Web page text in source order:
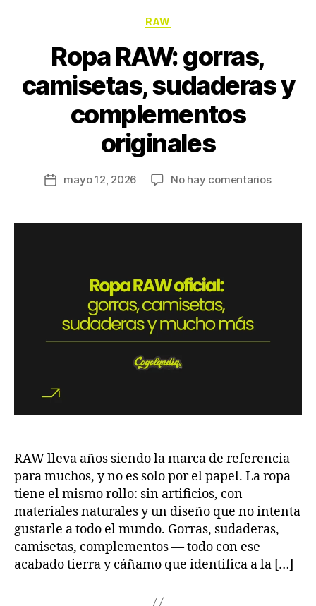
RAW
Ropa RAW: gorras,
camisetas, sudaderas y
complementos
originales
mayo 12, 2026 No hay comentarios
RAW lleva años siendo la marca de referencia
para muchos, y no es solo por el papel. La ropa
tiene el mismo rollo: sin artificios, con
materiales naturales y un diseño que no intenta
gustarle a todo el mundo. Gorras, sudaderas,
camisetas, complementos — todo con ese
acabado tierra y cáñamo que identifica a la […]